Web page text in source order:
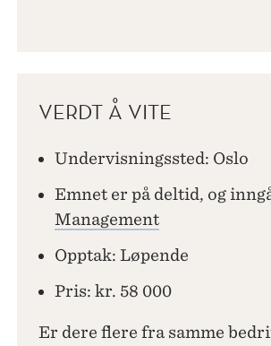
VERDT Å VITE
Undervisningssted: Oslo
Emnet er på deltid, og
Management
Opptak: Løpende
Pris: kr. 58 000
Er dere flere fra samme